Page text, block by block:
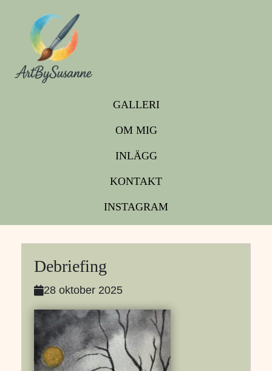
GALLERI
OM MIG
INLÄGG
KONTAKT
INSTAGRAM
Debriefing
28 oktober 2025